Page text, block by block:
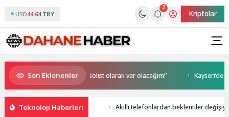
USD44.64 TRY
2
Kriptolar
Son Eklenenler
Magazin’de: ‘Son assolist olarak var olacağım!’ Kayseri’de
Teknoloji Haberleri Akıllı telefonlardan beklentiler